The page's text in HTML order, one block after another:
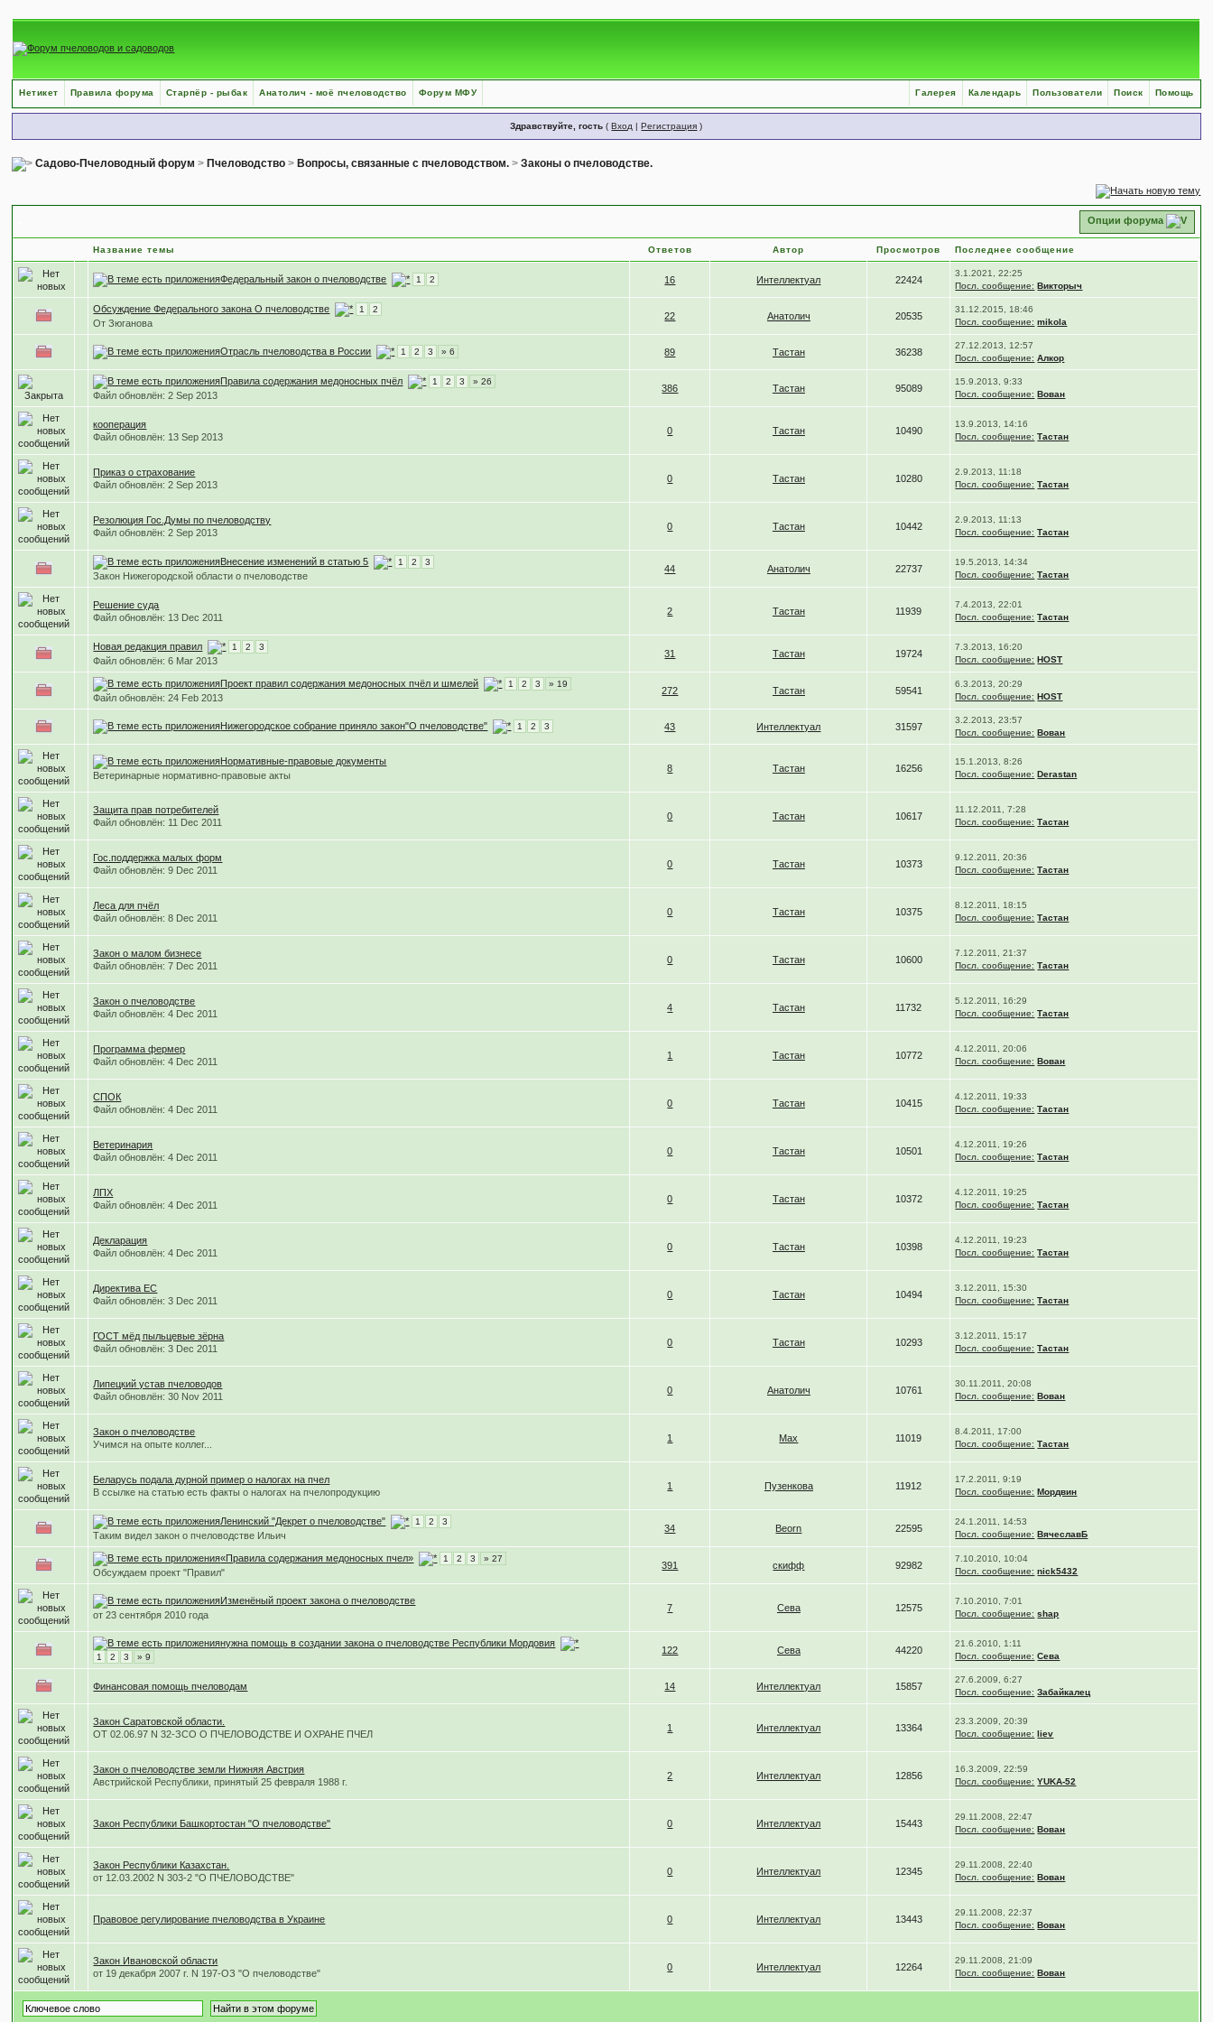
Нетикет Правила форума Старпёр - рыбак Анатолич - моё пчеловодство Форум МФУ Помощь
Поиск
Пользователи
Календарь
Галерея
Здравствуйте, гость (Вход |Регистрация )
Садово-Пчеловодный форум > Пчеловодство > Вопросы, связанные с пчеловодством. >Законы о пчеловодстве.
Опции форума
Название темы Ответов Автор Просмотров Последнее сообщение
Федеральный закон о пчеловодстве 1 2 16 Интеллектуал 22424
3.1.2021, 22:25
Посл. сообщение: Викторыч
Обсуждение Федерального закона О пчеловодстве 1 2
От Зюганова
22 Анатолич 20535
31.12.2015, 18:46
Посл. сообщение: mikola
Отрасль пчеловодства в России 1 2 3 » 6 89 Тастан 36238
27.12.2013, 12:57
Посл. сообщение: Алкор
Правила содержания медоносных пчёл 1 2 3 » 26
Файл обновлён: 2 Sep 2013
386 Тастан 95089
15.9.2013, 9:33
Посл. сообщение: Вован
кооперация
Файл обновлён: 13 Sep 2013
0 Тастан 10490
13.9.2013, 14:16
Посл. сообщение: Тастан
Приказ о страхование
Файл обновлён: 2 Sep 2013
0 Тастан 10280
2.9.2013, 11:18
Посл. сообщение: Тастан
Резолюция Гос.Думы по пчеловодству
Файл обновлён: 2 Sep 2013
0 Тастан 10442
2.9.2013, 11:13
Посл. сообщение: Тастан
Внесение изменений в статью 5 1 2 3
Закон Нижегородской области о пчеловодстве
44 Анатолич 22737
19.5.2013, 14:34
Посл. сообщение: Тастан
Решение суда
Файл обновлён: 13 Dec 2011
2 Тастан 11939
7.4.2013, 22:01
Посл. сообщение: Тастан
Новая редакция правил 1 2 3
Файл обновлён: 6 Mar 2013
31 Тастан 19724
7.3.2013, 16:20
Посл. сообщение: HOST
Проект правил содержания медоносных пчёл и шмелей 1 2 3 » 19
Файл обновлён: 24 Feb 2013
272 Тастан 59541
6.3.2013, 20:29
Посл. сообщение: HOST
Нижегородское собрание приняло закон"О пчеловодстве" 1 2 3 43 Интеллектуал 31597
3.2.2013, 23:57
Посл. сообщение: Вован
Нормативные-правовые документы
Ветеринарные нормативно-правовые акты
8 Тастан 16256
15.1.2013, 8:26
Посл. сообщение: Derastan
Защита прав потребителей
Файл обновлён: 11 Dec 2011
0 Тастан 10617
11.12.2011, 7:28
Посл. сообщение: Тастан
Гос.поддержка малых форм
Файл обновлён: 9 Dec 2011
0 Тастан 10373
9.12.2011, 20:36
Посл. сообщение: Тастан
Леса для пчёл
Файл обновлён: 8 Dec 2011
0 Тастан 10375
8.12.2011, 18:15
Посл. сообщение: Тастан
Закон о малом бизнесе
Файл обновлён: 7 Dec 2011
0 Тастан 10600
7.12.2011, 21:37
Посл. сообщение: Тастан
Закон о пчеловодстве
Файл обновлён: 4 Dec 2011
4 Тастан 11732
5.12.2011, 16:29
Посл. сообщение: Тастан
Программа фермер
Файл обновлён: 4 Dec 2011
1 Тастан 10772
4.12.2011, 20:06
Посл. сообщение: Вован
СПОК
Файл обновлён: 4 Dec 2011
0 Тастан 10415
4.12.2011, 19:33
Посл. сообщение: Тастан
Ветеринария
Файл обновлён: 4 Dec 2011
0 Тастан 10501
4.12.2011, 19:26
Посл. сообщение: Тастан
ЛПХ
Файл обновлён: 4 Dec 2011
0 Тастан 10372
4.12.2011, 19:25
Посл. сообщение: Тастан
Декларация
Файл обновлён: 4 Dec 2011
0 Тастан 10398
4.12.2011, 19:23
Посл. сообщение: Тастан
Директива ЕС
Файл обновлён: 3 Dec 2011
0 Тастан 10494
3.12.2011, 15:30
Посл. сообщение: Тастан
ГОСТ мёд пыльцевые зёрна
Файл обновлён: 3 Dec 2011
0 Тастан 10293
3.12.2011, 15:17
Посл. сообщение: Тастан
Липецкий устав пчеловодов
Файл обновлён: 30 Nov 2011
0 Анатолич 10761
30.11.2011, 20:08
Посл. сообщение: Вован
Закон о пчеловодстве
Учимся на опыте коллег...
1 Max 11019
8.4.2011, 17:00
Посл. сообщение: Тастан
Беларусь подала дурной пример о налогах на пчел
В ссылке на статью есть факты о налогах на пчелопродукцию
1 Пузенкова 11912
17.2.2011, 9:19
Посл. сообщение: Мордвин
Ленинский "Декрет о пчеловодстве" 1 2 3
Таким видел закон о пчеловодстве Ильич
34 Beorn 22595
24.1.2011, 14:53
Посл. сообщение: ВячеславБ
«Правила содержания медоносных пчел» 1 2 3 » 27
Обсуждаем проект "Правил"
391 скифф 92982
7.10.2010, 10:04
Посл. сообщение: nick5432
Изменёный проект закона о пчеловодстве
от 23 сентября 2010 года
7 Сева 12575
7.10.2010, 7:01
Посл. сообщение: shap
нужна помощь в создании закона о пчеловодстве Республики Мордовия
1 2 3 » 9
122 Сева 44220
21.6.2010, 1:11
Посл. сообщение: Сева
Финансовая помощь пчеловодам 14 Интеллектуал 15857
27.6.2009, 6:27
Посл. сообщение: Забайкалец
Закон Саратовской области.
ОТ 02.06.97 N 32-ЗСО О ПЧЕЛОВОДСТВЕ И ОХРАНЕ ПЧЕЛ
1 Интеллектуал 13364
23.3.2009, 20:39
Посл. сообщение: liev
Закон о пчеловодстве земли Нижняя Австрия
Австрийской Республики, принятый 25 февраля 1988 г.
2 Интеллектуал 12856
16.3.2009, 22:59
Посл. сообщение: YUKA-52
Закон Республики Башкортостан "О пчеловодстве" 0 Интеллектуал 15443
29.11.2008, 22:47
Посл. сообщение: Вован
Закон Республики Казахстан.
от 12.03.2002 N 303-2 "О ПЧЕЛОВОДСТВЕ"
0 Интеллектуал 12345
29.11.2008, 22:40
Посл. сообщение: Вован
Правовое регулирование пчеловодства в Украине 0 Интеллектуал 13443
29.11.2008, 22:37
Посл. сообщение: Вован
Закон Ивановской области
от 19 декабря 2007 г. N 197-ОЗ "О пчеловодстве"
0 Интеллектуал 12264
29.11.2008, 21:09
Посл. сообщение: Вован